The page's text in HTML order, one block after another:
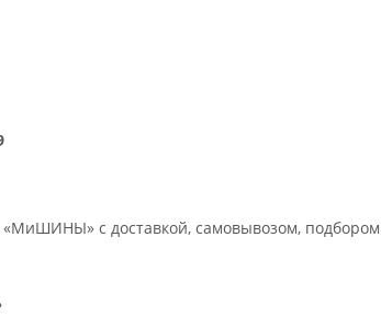
с доставкой, самовывозом,